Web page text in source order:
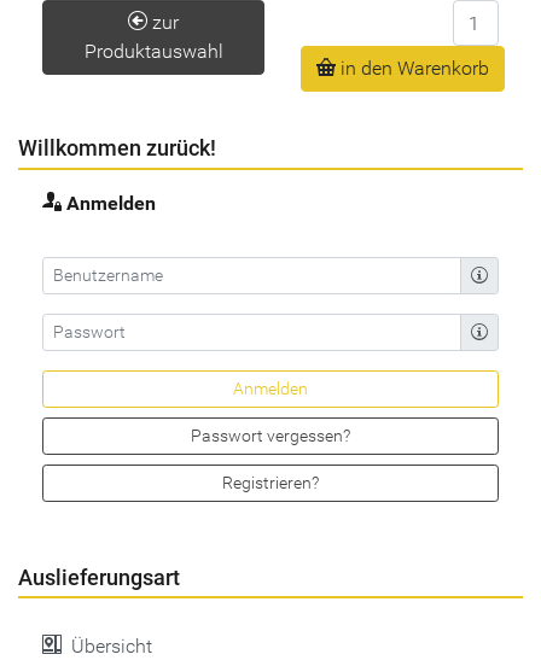
zur
Produktauswahl
Anzahl
in den Warenkorb
Willkommen zurück!
Anmelden
Passwort vergessen?
Registrieren?
Auslieferungsart
Übersicht